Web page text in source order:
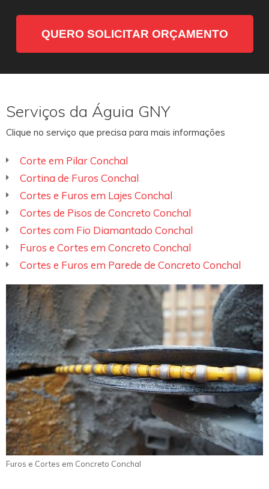
QUERO SOLICITAR ORÇAMENTO
Serviços da Águia GNY
Clique no serviço que precisa para mais informações
Corte em Pilar Conchal
Cortina de Furos Conchal
Cortes e Furos em Lajes Conchal
Cortes de Pisos de Concreto Conchal
Cortes com Fio Diamantado Conchal
Furos e Cortes em Concreto Conchal
Cortes e Furos em Parede de Concreto Conchal
Furos e Cortes em Concreto Conchal